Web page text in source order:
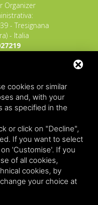
Organizer
- Tresignana
- Italia
REVO N.
12/11/2025 al
INSOLVENZA
dal 03/03/26 al
Italy
Raggio
dott.ssa Ilaria –
reserved.
- Numero
166627/1998 Licenza
di Ferrara n.
Privacy Legal
cookies or similar
and, with your
as specified in the
or click on "Decline",
If you want to select
'Customise'. If you
of all cookies,
cookies, by
your choice at